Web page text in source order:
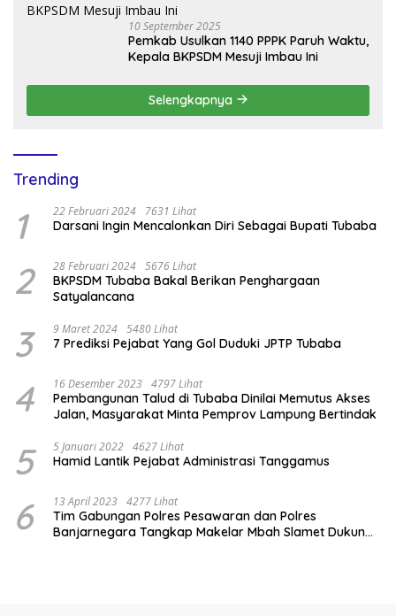
10 September 2025
Pemkab Usulkan 1140 PPPK Paruh Waktu,
Kepala BKPSDM Mesuji Imbau Ini
Selengkapnya
Trending
1 22 Februari 2024 7631 Lihat
Darsani Ingin Mencalonkan Diri Sebagai Bupati Tubaba
2 28 Februari 2024 5676 Lihat
BKPSDM Tubaba Bakal Berikan Penghargaan
Satyalancana
3 9 Maret 2024 5480 Lihat
7 Prediksi Pejabat Yang Gol Duduki JPTP Tubaba
4 16 Desember 2023 4797 Lihat
Pembangunan Talud di Tubaba Dinilai Memutus Akses
Jalan, Masyarakat Minta Pemprov Lampung Bertindak
5 5 Januari 2022 4627 Lihat
Hamid Lantik Pejabat Administrasi Tanggamus
6 13 April 2023 4277 Lihat
Tim Gabungan Polres Pesawaran dan Polres
Banjarnegara Tangkap Makelar Mbah Slamet Dukun